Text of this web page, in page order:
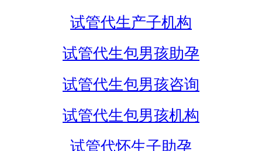
试管代生产子机构
试管代生包男孩助孕
试管代生包男孩咨询
试管代生包男孩机构
试管代怀生子助孕